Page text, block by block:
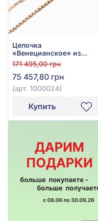
Цепочка
«Венецианское» из
красного золота 585° без
вставки, арт. 1000024
171 495,00 грн
75 457,80 грн
(арт. 1000024)
Купить